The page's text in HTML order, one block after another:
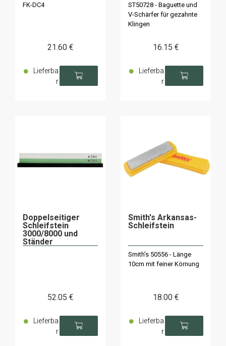
FK-DC4
21.60 €
Lieferba
r
ST50728 - Baguette und
V-Schärfer für gezahnte
Klingen
16.15 €
Lieferba
r
Doppelseitiger
Schleifstein
3000/8000 und
Ständer
52.05 €
Lieferba
r
Smith's Arkansas-
Schleifstein
Smith's 50556 - Länge
10cm mit feiner Körnung
18.00 €
Lieferba
r